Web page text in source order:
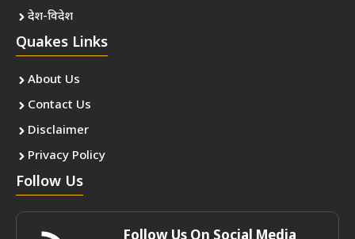
देश-विदेश
Quakes Links
About Us
Contact Us
Disclaimer
Privacy Policy
Follow Us